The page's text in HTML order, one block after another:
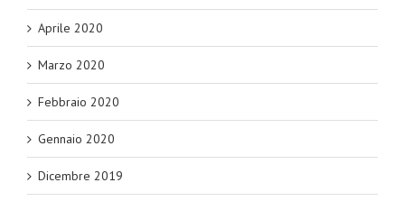
Aprile 2020
Marzo 2020
Febbraio 2020
Gennaio 2020
Dicembre 2019